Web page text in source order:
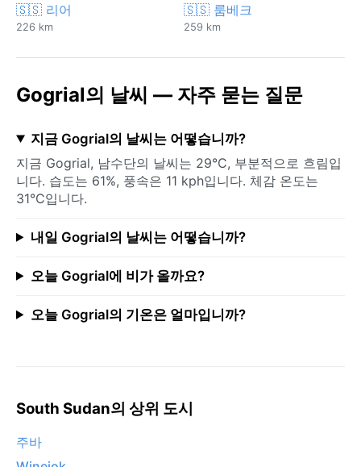
🇸🇸 리어
226 km
🇸🇸 룸베크
259 km
Gogrial의 날씨 — 자주 묻는 질문
지금 Gogrial의 날씨는 어떻습니까?
지금 Gogrial, 남수단의 날씨는 29°C, 부분적으로 흐림입
니다. 습도는 61%, 풍속은 11 kph입니다. 체감 온도는
31°C입니다.
내일 Gogrial의 날씨는 어떻습니까?
오늘 Gogrial에 비가 올까요?
오늘 Gogrial의 기온은 얼마입니까?
South Sudan의 상위 도시
주바